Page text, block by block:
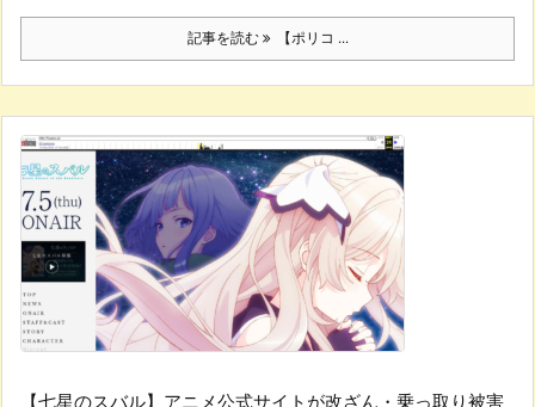
記事を読む 【ポリコ ...
【七星のスバル】アニメ公式サイトが改ざん・乗っ取り被害